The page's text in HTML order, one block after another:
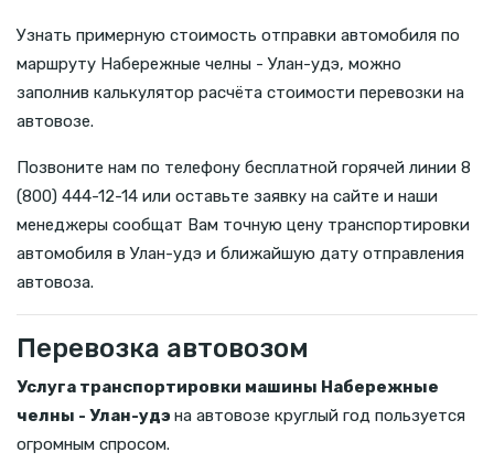
Узнать примерную стоимость отправки автомобиля по
маршруту Набережные челны - Улан-удэ, можно
заполнив калькулятор расчёта стоимости перевозки на
автовозе.
Позвоните нам по телефону бесплатной горячей линии 8
(800) 444-12-14 или оставьте заявку на сайте и наши
менеджеры сообщат Вам точную цену транспортировки
автомобиля в Улан-удэ и ближайшую дату отправления
автовоза.
Перевозка автовозом
Услуга транспортировки машины Набережные
челны - Улан-удэ на автовозе круглый год пользуется
огромным спросом.